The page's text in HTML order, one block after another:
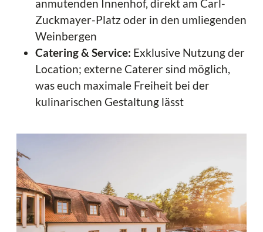
anmutenden Innenhof, direkt am Carl-
Zuckmayer-Platz oder in den umliegenden
Weinbergen
Catering & Service: Exklusive Nutzung der
Location; externe Caterer sind möglich,
was euch maximale Freiheit bei der
kulinarischen Gestaltung lässt